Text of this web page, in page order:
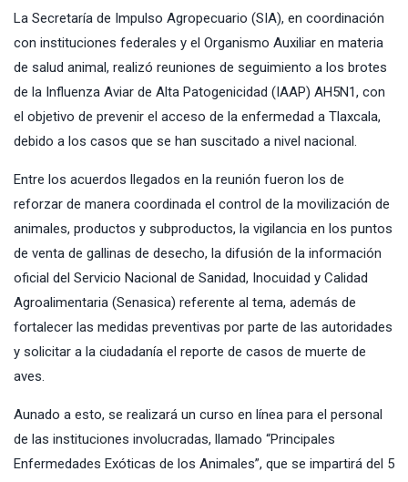
La Secretaría de Impulso Agropecuario (SIA), en coordinación
con instituciones federales y el Organismo Auxiliar en materia
de salud animal, realizó reuniones de seguimiento a los brotes
de la Influenza Aviar de Alta Patogenicidad (IAAP) AH5N1, con
el objetivo de prevenir el acceso de la enfermedad a Tlaxcala,
debido a los casos que se han suscitado a nivel nacional.
Entre los acuerdos llegados en la reunión fueron los de
reforzar de manera coordinada el control de la movilización de
animales, productos y subproductos, la vigilancia en los puntos
de venta de gallinas de desecho, la difusión de la información
oficial del Servicio Nacional de Sanidad, Inocuidad y Calidad
Agroalimentaria (Senasica) referente al tema, además de
fortalecer las medidas preventivas por parte de las autoridades
y solicitar a la ciudadanía el reporte de casos de muerte de
aves.
Aunado a esto, se realizará un curso en línea para el personal
de las instituciones involucradas, llamado “Principales
Enfermedades Exóticas de los Animales”, que se impartirá del 5